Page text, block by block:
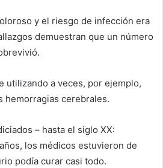
y el riesgo de infección era
demuestran que un número
utilizando a veces, por ejemplo,
hemorragias cerebrales.
– hasta el siglo XX:
los médicos estuvieron de
podía curar casi todo.